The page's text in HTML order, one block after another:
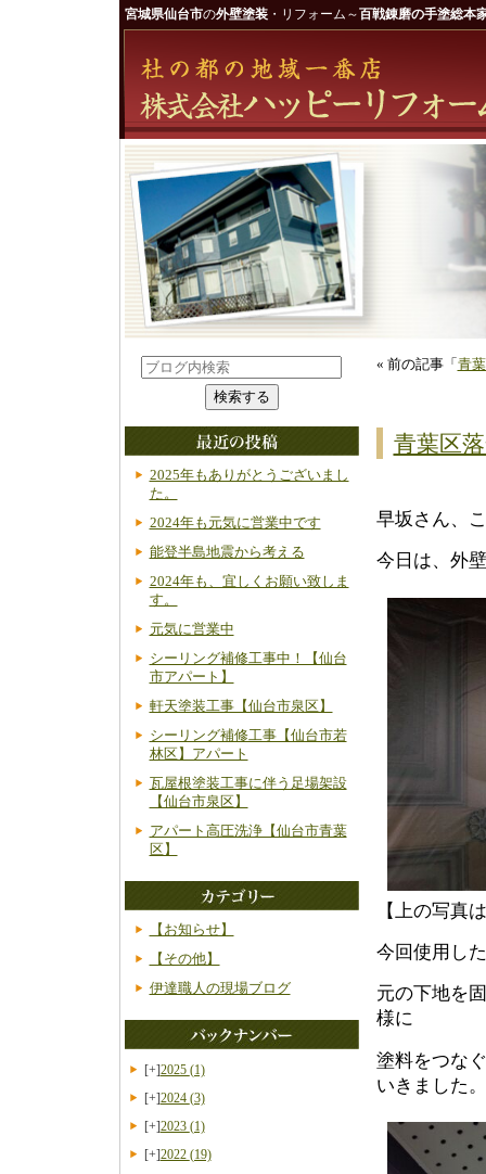
宮城県仙台市の外壁塗装 ・リフォーム～百戦錬磨の手塗総本
« 前の記事「 青
青葉区
早坂さん、
今日は、外
【上の写真
今回使用し
元の下地を
様に
塗料をつな
いきました。
2025年もありがとうございまし
た。
2024年も元気に営業中です
能登半島地震から考える
2024年も、宜しくお願い致しま
す。
元気に営業中
シーリング補修工事中！【仙台
市アパート】
軒天塗装工事【仙台市泉区】
シーリング補修工事【仙台市若
林区】アパート
瓦屋根塗装工事に伴う足場架設
【仙台市泉区】
アパート高圧洗浄【仙台市青葉
区】
【お知らせ】
【その他】
伊達職人の現場ブログ
[+]2025 (1)
[+]2024 (3)
[+]2023 (1)
[+]2022 (19)